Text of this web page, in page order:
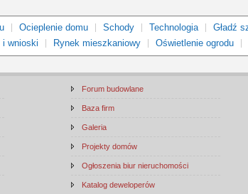
Ocieplenie domu Schody Technologia Gładź
i wnioski
Rynek mieszkaniowy Oświetlenie ogrodu
Forum budowlane
Baza firm
Galeria
Projekty domów
Ogłoszenia biur nieruchomości
Katalog deweloperów